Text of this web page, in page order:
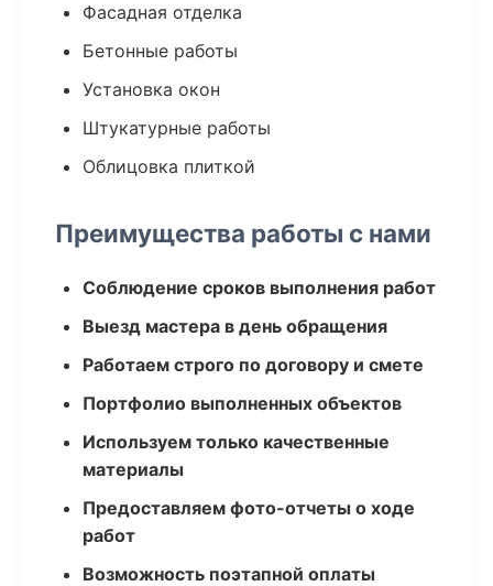
Фасадная отделка
Бетонные работы
Установка окон
Штукатурные работы
Облицовка плиткой
Преимущества работы с нами
Соблюдение сроков выполнения работ
Выезд мастера в день обращения
Работаем строго по договору и смете
Портфолио выполненных объектов
Используем только качественные
материалы
Предоставляем фото-отчеты о ходе
работ
Возможность поэтапной оплаты